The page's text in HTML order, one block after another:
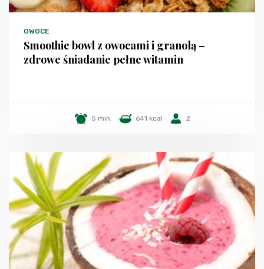
OWOCE
Smoothie bowl z owocami i granolą –
zdrowe śniadanie pełne witamin
5 min. 641 kcal 2